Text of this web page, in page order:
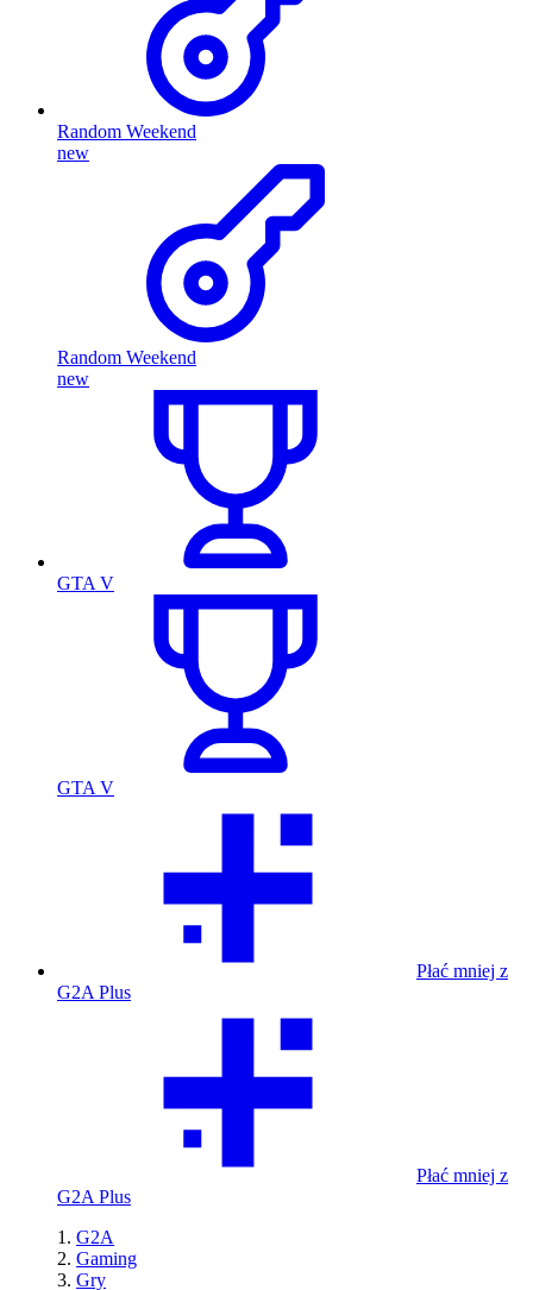
Random Weekend
new
Random Weekend
new
GTA V
GTA V
Płać mniej z
G2A Plus
Płać mniej z
G2A Plus
G2A
Gaming
Gry